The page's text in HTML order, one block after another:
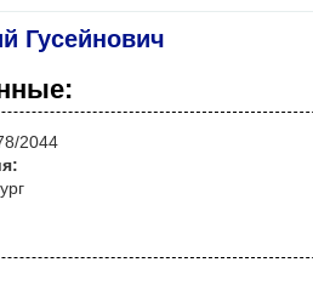
Гусейнович
2044